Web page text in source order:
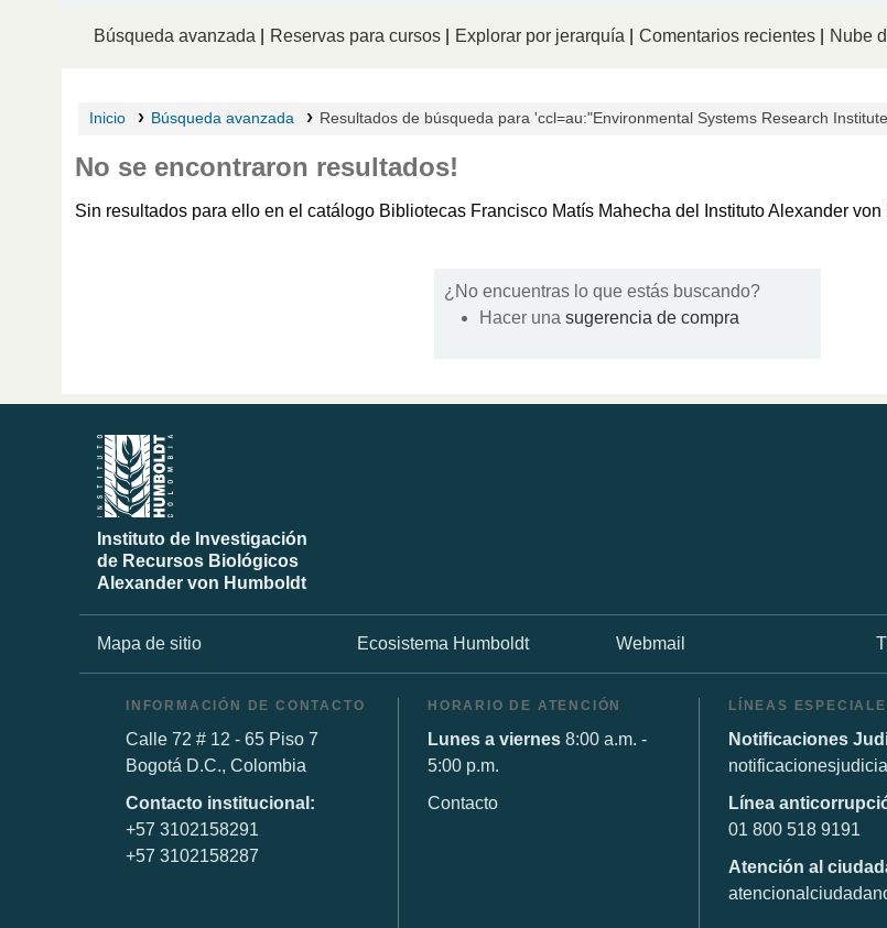
Búsqueda avanzada Reservas para cursos Explorar por jerarquía Comentarios recientes Nube
Inicio Búsqueda avanzada Resultados de búsqueda para 'ccl=au:"Environmental Systems Research
No se encontraron resultados!
Sin resultados para ello en el catálogo Bibliotecas Francisco Matís Mahecha del Instituto Alexander von
¿No encuentras lo que estás buscando?
Hacer una sugerencia de compra
Instituto de Investigación
de Recursos Biológicos
Alexander von Humboldt
Mapa de sitio Ecosistema Humboldt Webmail
INFORMACIÓN DE CONTACTO
Calle 72 # 12 - 65 Piso 7
Bogotá D.C., Colombia
Contacto institucional:
+57 3102158291
+57 3102158287
HORARIO DE ATENCIÓN
Lunes a viernes 8:00 a.m. -
5:00 p.m.
Contacto
LÍNEAS
Notificaciones
Línea
01 800 518 9191
Atención al